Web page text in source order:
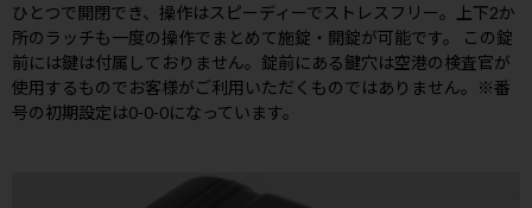
ひとつで開閉でき、操作はスピーディーでストレスフリー。上下2か
所のラッチも一度の操作でまとめて施錠・開錠が可能です。 この錠
前には鍵は付属しておりません。錠前にある鍵穴は空港の検査官が
使用するものでお客様がご利用いただくものではありません。※番
号の初期設定は0-0-0になっています。